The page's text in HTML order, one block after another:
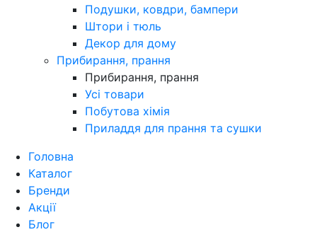
Подушки, ковдри, бампери
Штори і тюль
Декор для дому
Прибирання, прання
Прибирання, прання
Усі товари
Побутова хімія
Приладдя для прання та сушки
Головна
Каталог
Бренди
Акції
Блог